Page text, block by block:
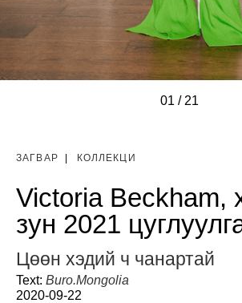
01 / 21
/////////
///////////
ЗАГВАР | КОЛЛЕКЦИ
Victoria Beckham,
зун 2021
Цөөн хэдий ч чанартай
Text: Buro.Mongolia
2020-09-22